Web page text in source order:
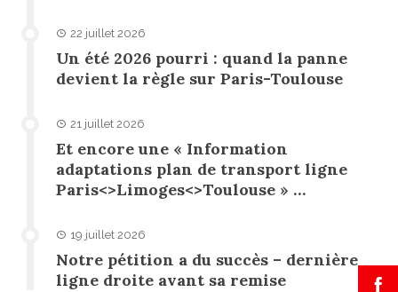
22 juillet 2026
Un été 2026 pourri : quand la panne
devient la règle sur Paris-Toulouse
21 juillet 2026
Et encore une « Information
adaptations plan de transport ligne
Paris<>Limoges<>Toulouse » …
19 juillet 2026
Notre pétition a du succès – dernière
ligne droite avant sa remise